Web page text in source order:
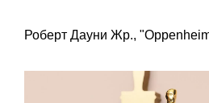
Роберт Дауни Жр.,